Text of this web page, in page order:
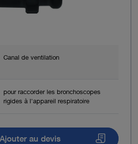
Canal de ventilation
pour raccorder les bronchoscopes
rigides à l'appareil respiratoire
Ajouter au devis